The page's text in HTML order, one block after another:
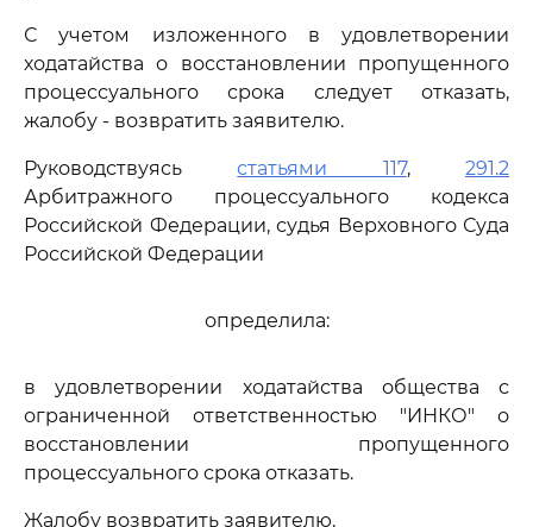
С учетом изложенного в удовлетворении
ходатайства о восстановлении пропущенного
процессуального срока следует отказать,
жалобу - возвратить заявителю.
Руководствуясьстатьями 117,291.2
Арбитражного процессуального кодекса
Российской Федерации, судья Верховного Суда
Российской Федерации
определила:
в удовлетворении ходатайства общества с
ограниченной ответственностью "ИНКО" о
восстановлении пропущенного
процессуального срока отказать.
Жалобу возвратить заявителю.